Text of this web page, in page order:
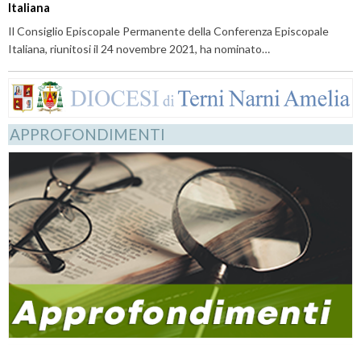
Italiana
Il Consiglio Episcopale Permanente della Conferenza Episcopale
Italiana, riunitosi il 24 novembre 2021, ha nominato…
APPROFONDIMENTI